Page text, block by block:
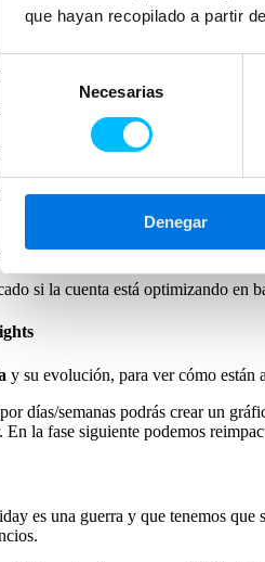
que hayan recopilado a partir
consentimiento
Necesarias
Denegar
dinámicos de búsqueda
a retailers con grandes
que acompañan al
un modelo de atribución de
si la cuenta está optimizando en
y su evolución, para ver cómo están
días/semanas podrás crear un
la fase siguiente podemos
es una guerra y que tenemos que